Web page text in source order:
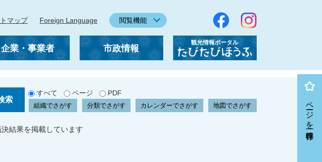
マップ Foreign Language 閲覧機能
企業・事業者 市政情報
観光情報ポータル
「たびたびほうふ」
すべて ページ PDF
組織でさがす 分類でさがす カレンダーでさがす 地図でさがす
結果を掲載しています
ページを一時保存